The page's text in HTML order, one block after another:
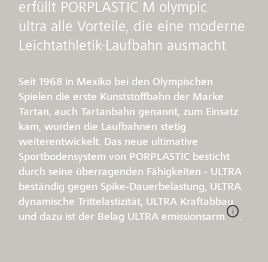
erfüllt PORPLASTIC M olympic
ultra alle Vorteile, die eine moderne
Leichtathletik-Laufbahn ausmacht
Seit 1968 in Mexiko bei den Olympischen
Spielen die erste Kunststoffbahn der Marke
Tartan, auch Tartanbahn genannt, zum Einsatz
kam, wurden die Laufbahnen stetig
weiterentwickelt. Das neue ultimative
Sportbodensystem von PORPLASTIC besticht
durch seine überragenden Fähigkeiten - ULTRA
beständig gegen Spike-Dauerbelastung, ULTRA
dynamische Trittelastizität, ULTRA Kraftabbau
und dazu ist der Belag ULTRA emissionsarm
i
.